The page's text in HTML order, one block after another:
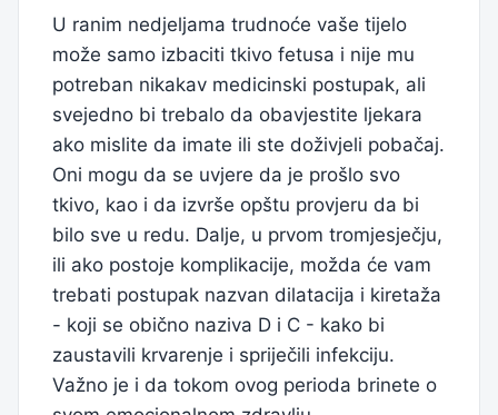
U ranim nedjeljama trudnoće vaše tijelo
može samo izbaciti tkivo fetusa i nije mu
potreban nikakav medicinski postupak, ali
svejedno bi trebalo da obavjestite ljekara
ako mislite da imate ili ste doživjeli pobačaj.
Oni mogu da se uvjere da je prošlo svo
tkivo, kao i da izvrše opštu provjeru da bi
bilo sve u redu. Dalje, u prvom tromjesječju,
ili ako postoje komplikacije, možda će vam
trebati postupak nazvan dilatacija i kiretaža
- koji se obično naziva D i C - kako bi
zaustavili krvarenje i spriječili infekciju.
Važno je i da tokom ovog perioda brinete o